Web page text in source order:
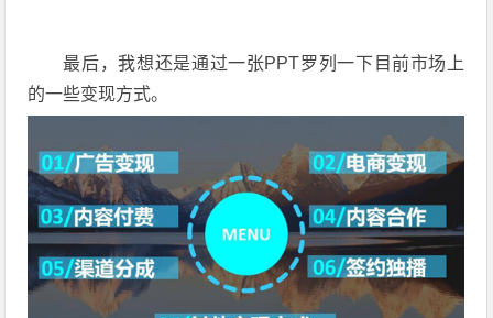
最后，我想还是通过一张PPT罗列一下目前市场上
的一些变现方式。